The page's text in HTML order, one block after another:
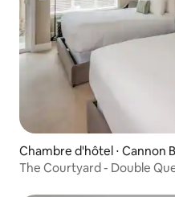
Chambre d'hôtel ⋅ Cannon
The Courtyard - Double